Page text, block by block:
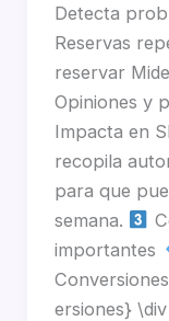
Detecta
Reservas
reservar
Opiniones y
Impacta en
recopila
para que
semana.
importantes
ersiones}